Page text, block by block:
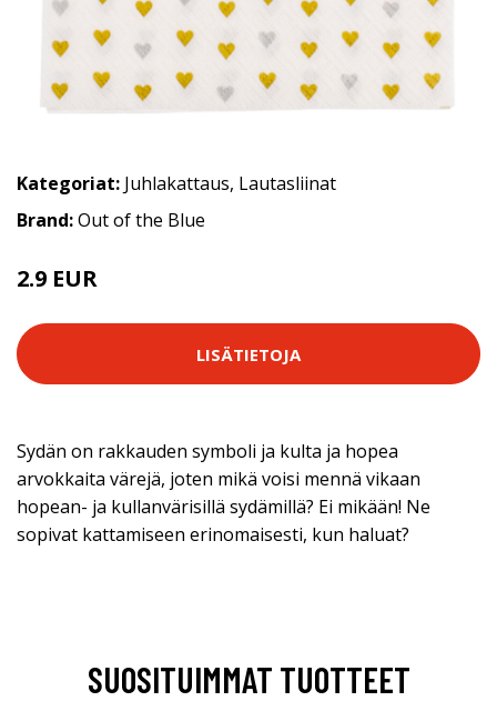
Kategoriat: Juhlakattaus, Lautasliinat
Brand:Out of the Blue
2.9 EUR
LISÄTIETOJA
Sydän on rakkauden symboli ja kulta ja hopea
arvokkaita värejä, joten mikä voisi mennä vikaan
hopean- ja kullanvärisillä sydämillä? Ei mikään! Ne
sopivat kattamiseen erinomaisesti, kun haluat?
SUOSITUIMMAT TUOTTEET